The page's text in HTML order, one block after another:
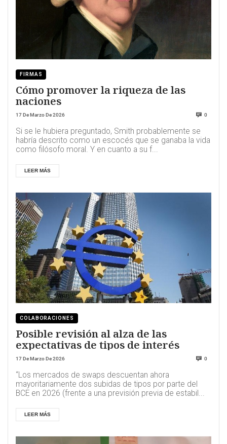
FIRMAS
Cómo promover la riqueza de las
naciones
17 De Marzo De 2026 0
Si se le hubiera preguntado, Smith probablemente se
habría descrito como un escocés que se ganaba la vida
como filósofo moral. Y en cuanto a su f...
LEER MÁS
COLABORACIONES
Posible revisión al alza de las
expectativas de tipos de interés
17 De Marzo De 2026 0
“Los mercados de swaps descuentan ahora
mayoritariamente dos subidas de tipos por parte del
BCE en 2026 (frente a una previsión previa de estabil...
LEER MÁS